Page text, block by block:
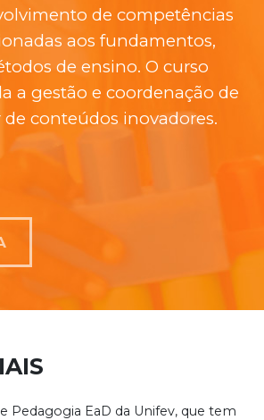
de competências
aos fundamentos,
de ensino. O curso
a gestão e coordenação de
de conteúdos inovadores.
Pedagogia EaD da Unifev, que tem